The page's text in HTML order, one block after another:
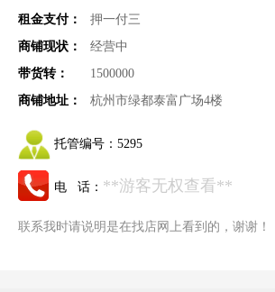
租金支付：
押一付三
商铺现状：
经营中
带货转：
1500000
商铺地址：
杭州市绿都泰富广场4楼
托管编号： 5295
电 话： **游客无权查看**
联系我时请说明是在找店网上看到的，谢谢！